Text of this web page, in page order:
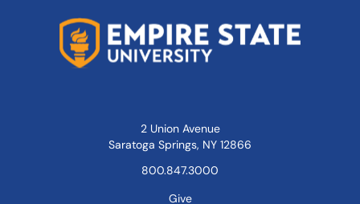
2 Union Avenue
Saratoga Springs, NY 12866
800.847.3000
Give